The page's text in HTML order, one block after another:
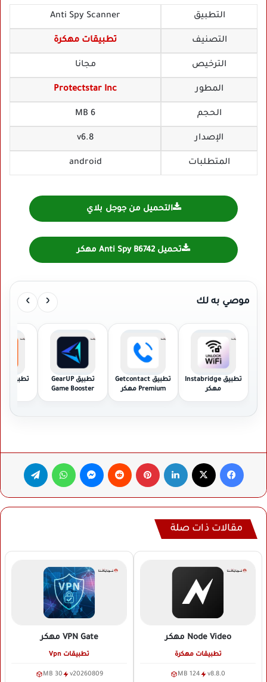
التطبيق Anti Spy Scanner
التصنيف تطبيقات مهكرة
الترخيص مجانا
المطور Protectstar Inc
الحجم 6 MB
الإصدار v6.8
المتطلبات android
التحميل من جوجل بلاي
تحميل Anti Spy B6742 مهكر
موصي به لك ‹
›
تطبيق Instabridge
مهكر
تطبيق Getcontact
Premium مهكر
تطبيق GearUP
Game Booster
فيسبوك لينكدإن بينتيريست ماسنجر واتساب
مقالات ذات صلة
Node Video مهكر
تطبيقات مهكرة
v8.8.0
124 MB
VPN Gate مهكر
تطبيقات Vpn
v20260809
30 MB